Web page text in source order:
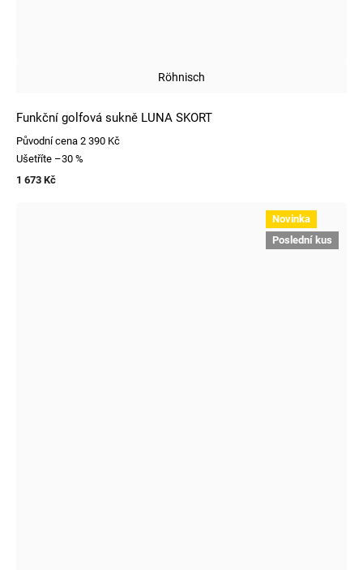
Röhnisch
Funkční golfová sukně LUNA SKORT
Původní cena 2 390 Kč
Ušetříte –30 %
1 673 Kč
Novinka
Poslední kus